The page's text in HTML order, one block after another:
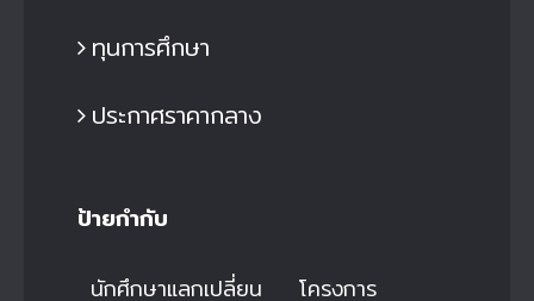
ทุนการศึกษา
ประกาศราคากลาง
ป้ายกำกับ
นักศึกษาแลกเปลี่ยน โครงการ